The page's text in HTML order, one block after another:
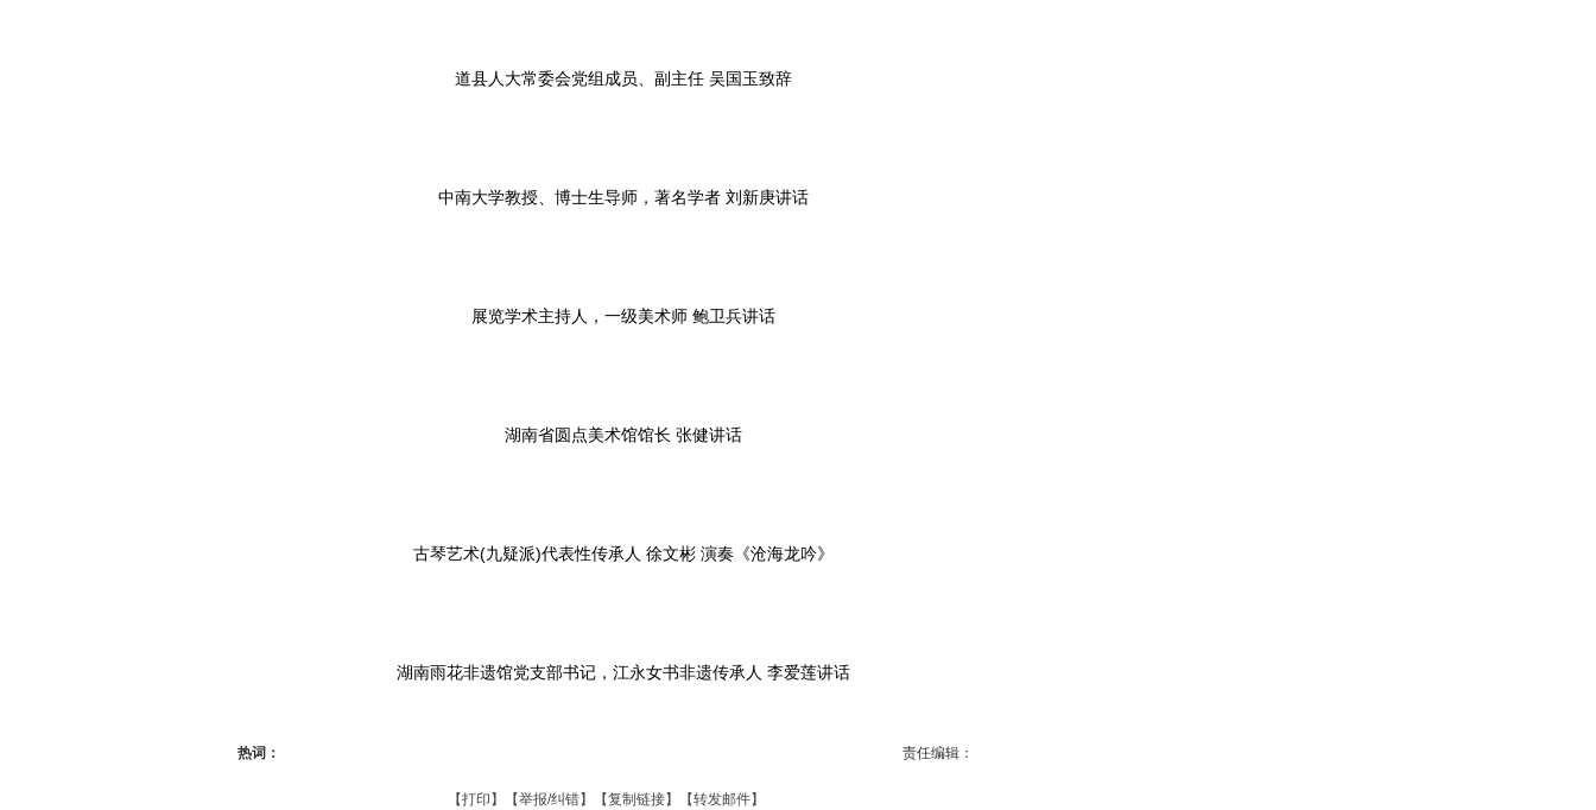
道县人大常委会党组成员、副主任 吴国玉致辞
中南大学教授、博士生导师，著名学者 刘新庚讲话
展览学术主持人，一级美术师 鲍卫兵讲话
湖南省圆点美术馆馆长 张健讲话
古琴艺术(九疑派)代表性传承人 徐文彬 演奏《沧海龙吟》
湖南雨花非遗馆党支部书记，江永女书非遗传承人 李爱莲讲话
责任编辑：
热词：
【打印 】【举报/纠错】【复制链接】【转发邮件】